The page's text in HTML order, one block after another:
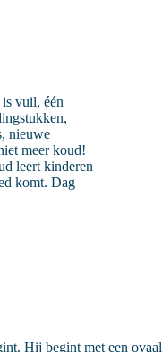
vuil, één
nieuwe
meer koud!
leert kinderen
komt. Dag
Hij begint met een